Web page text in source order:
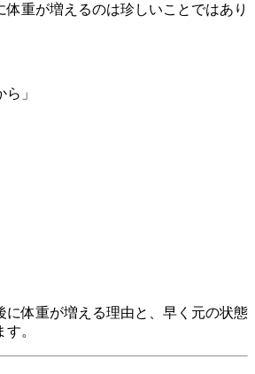
体重が増えるのは珍しいことではあり
」
に体重が増える理由と、早く元の状態
。